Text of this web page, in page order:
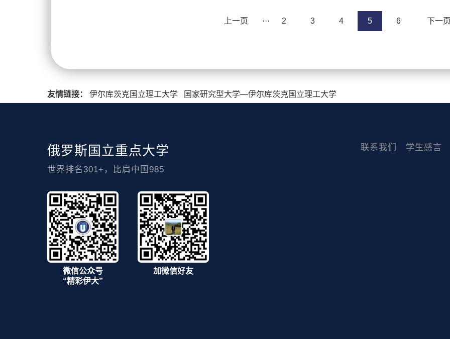
上一页 ··· 2 3 4 5 6 下一
友情链接： 伊尔库茨克国立理工大学 国家研究型大学—伊尔库茨克国立理工大学
俄罗斯国立重点大学
世界排名301+，比肩中国985
微信公众号
“精彩伊大”
加微信好友
联系我们 学生感言